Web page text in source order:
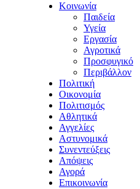
Κοινωνία
Παιδεία
Υγεία
Εργασία
Αγροτικά
Προσφυγικό
Περιβάλλον
Πολιτική
Οικονομία
Πολιτισμός
Αθλητικά
Αγγελίες
Αστυνομικά
Συνεντεύξεις
Απόψεις
Αγορά
Επικοινωνία